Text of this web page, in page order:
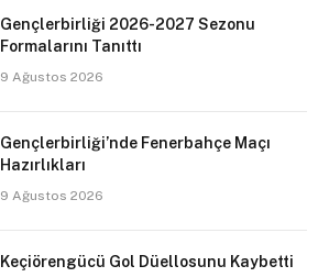
Gençlerbirliği 2026-2027 Sezonu
Formalarını Tanıttı
9 Ağustos 2026
Gençlerbirliği’nde Fenerbahçe Maçı
Hazırlıkları
9 Ağustos 2026
Keçiörengücü Gol Düellosunu Kaybetti